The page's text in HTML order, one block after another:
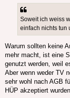
Soweit ich weiss
einfach nichts tun
Warum sollten keine
mehr macht, ist eine
genutzt werden, weil
Aber wenn weder TV
sehr wohl nach AGB
HÜP akzeptiert